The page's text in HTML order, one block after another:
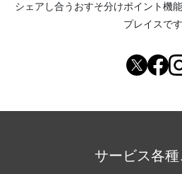
ジブリ展に移動型茶
プ〉開店！1/31まで
のお知らせ
シェアし合う おすそ分けポイント機能
プレイスです
サービス各